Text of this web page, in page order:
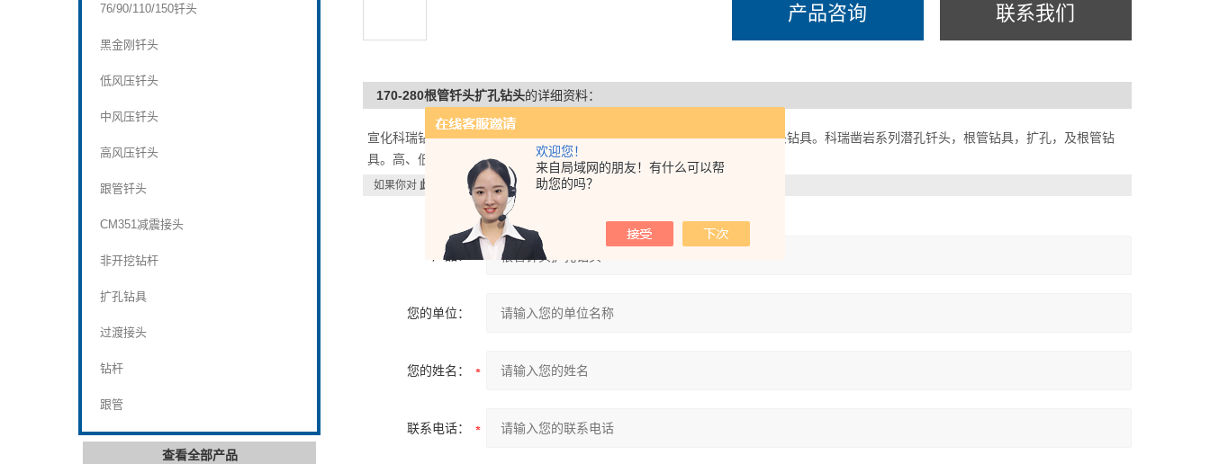
欢迎您！
来自局域网的朋友！有什么可以帮
助您的吗？
76/90/110/150钎头
黑金刚钎头
低风压钎头
中风压钎头
高风压钎头
跟管钎头
CM351减震接头
非开挖钻杆
扩孔钻具
过渡接头
钻杆
跟管
查看全部产品
产品咨询 联系我们
170-280根管钎头扩孔钻头的详细资料：
宣化科瑞钻孔机械有限公司，：.生产尖齿钎头、球齿钻头，混合齿潜孔钻头钻具。科瑞凿岩系列潜孔钎头，根管钻具，扩孔，及根管钻
具。高、低风压钎头，材质可靠，阿*合金柱布局，工艺*，性能质量有保证。
如果你对 此产品 感兴趣，想了解更详细的产品信息，填写下表直接与厂家联系：
产品：
您的单位：
您的姓名：
联系电话：